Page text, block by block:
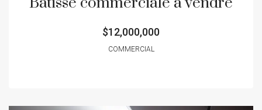
$12,000,000
COMMERCIAL